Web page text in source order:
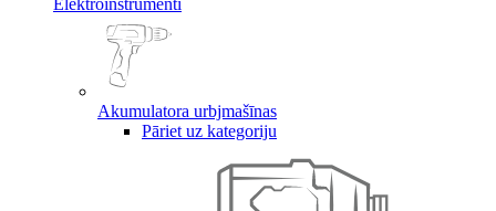
Elektroinstrumenti
Akumulatora urbjmašīnas
Pāriet uz kategoriju